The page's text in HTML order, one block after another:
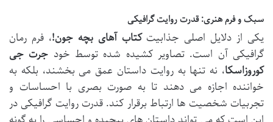
سبک و فرم هنری: قدرت روایت گرافیکی
یکی از دلایل اصلی جذابیتکتاب آهای بچه جون!، فرم رمان
گرافیکی آن است. تصاویر کشیده شده توسط خود جرت جی
کوروزاسکا، نه تنها به روایت داستان عمق می بخشند، بلکه به
خواننده اجازه می دهند تا به صورت بصری با احساسات و
تجربیات شخصیت ها ارتباط برقرار کند. قدرت روایت گرافیکی در